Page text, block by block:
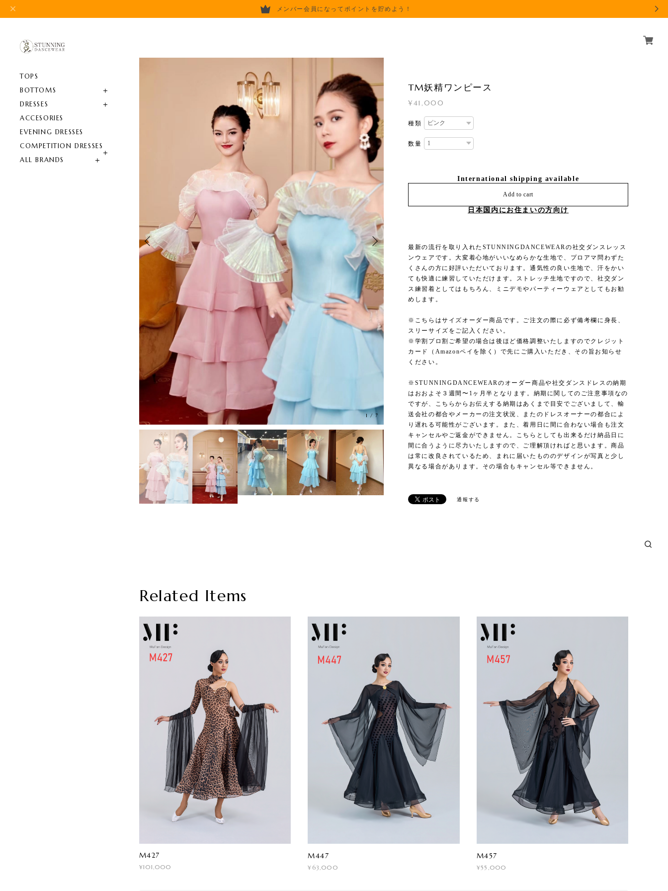
メンバー会員になってポイントを貯めよう！
TOPS
BOTTOMS
DRESSES
ACCESORIES
EVENING DRESSES
COMPETITION DRESSES
ALL BRANDS
1/7
TM妖精ワンピース
¥41,000
種類
数量
International shipping available
Add to cart
日本国内にお住まいの方向け
最新の流行を取り入れたSTUNNINGDANCEWEARの社交ダンスレッス
ンウェアです。大変着心地がいいなめらかな生地で、プロアマ問わずた
くさんの方に好評いただいております。通気性の良い生地で、汗をかい
ても快適に練習していただけます。ストレッチ生地ですので、社交ダン
ス練習着としてはもちろん、ミニデモやパーティーウェアとしてもお勧
めします。
※こちらはサイズオーダー商品です。ご注文の際に必ず備考欄に身長、
スリーサイズをご記入ください。
※学割プロ割ご希望の場合は後ほど価格調整いたしますのでクレジット
カード（Amazonペイを除く）で先にご購入いただき、その旨お知らせ
ください。
※STUNNINGDANCEWEARのオーダー商品や社交ダンスドレスの納期
はおおよそ３週間〜1ヶ月半となります。納期に関してのご注意事項なの
ですが、こちらからお伝えする納期はあくまで目安でございまして、輸
送会社の都合やメーカーの注文状況、またのドレスオーナーの都合によ
り遅れる可能性がございます。また、着用日に間に合わない場合も注文
キャンセルやご返金ができません。こちらとしても出来るだけ納品日に
間に合うように尽力いたしますので、ご理解頂ければと思います。商品
は常に改良されているため、まれに届いたもののデザインが写真と少し
異なる場合があります。その場合もキャンセル等できません。
通報する
Related Items
M427
¥101,000
M447
¥63,000
M457
¥55,000